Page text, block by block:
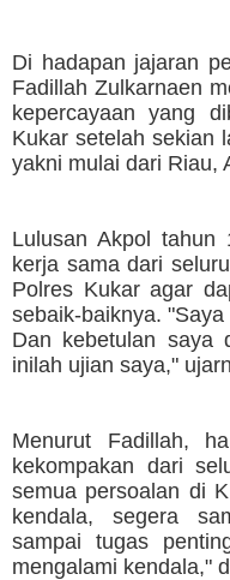
Di hadapan jajaran
Fadillah Zulkarnaen
kepercayaan yang
Kukar setelah sekian
yakni mulai dari Riau,
Lulusan Akpol tahun
kerja sama dari
Polres Kukar agar
sebaik-baiknya.
Dan kebetulan saya
inilah ujian saya,"
Menurut Fadillah,
kekompakan dari
semua persoalan di
kendala, segera
sampai tugas
mengalami kendala,"